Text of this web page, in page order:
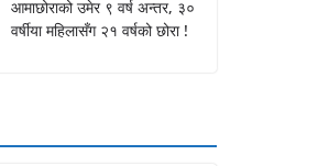
आमाछोराको उमेर ९ वर्ष अन्तर, ३०
वर्षीया महिलासँग २१ वर्षको छोरा !